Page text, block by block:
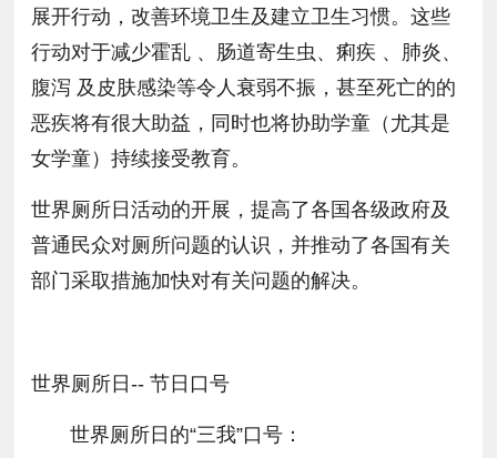
展开行动，改善环境卫生及建立卫生习惯。这些
行动对于减少霍乱 、肠道寄生虫、痢疾 、肺炎、
腹泻 及皮肤感染等令人衰弱不振，甚至死亡的的
恶疾将有很大助益，同时也将协助学童（尤其是
女学童）持续接受教育。
世界厕所日活动的开展，提高了各国各级政府及
普通民众对厕所问题的认识，并推动了各国有关
部门采取措施加快对有关问题的解决。
世界厕所日-- 节日口号
世界厕所日的“三我”口号：